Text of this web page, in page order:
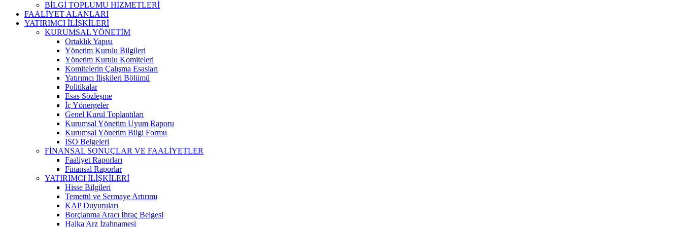
BİLGİ TOPLUMU HİZMETLERİ
FAALİYET ALANLARI
YATIRIMCI İLİŞKİLERİ
KURUMSAL YÖNETİM
Ortaklık Yapısı
Yönetim Kurulu Bilgileri
Yönetim Kurulu Komiteleri
Komitelerin Çalışma Esasları
Yatırımcı İlişkileri Bölümü
Politikalar
Esas Sözleşme
İç Yönergeler
Genel Kurul Toplantıları
Kurumsal Yönetim Uyum Raporu
Kurumsal Yönetim Bilgi Formu
ISO Belgeleri
FİNANSAL SONUÇLAR VE FAALİYETLER
Faaliyet Raporları
Finansal Raporlar
YATIRIMCI İLİŞKİLERİ
Hisse Bilgileri
Temettü ve Sermaye Artırımı
KAP Duyuruları
Borçlanma Aracı İhraç Belgesi
Halka Arz İzahnamesi